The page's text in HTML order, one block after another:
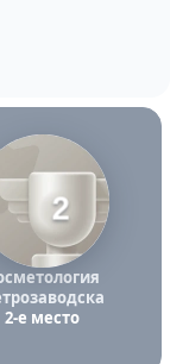
2
2-е место